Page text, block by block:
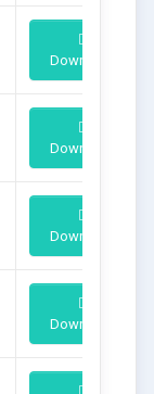
Download
Download
Download
Download